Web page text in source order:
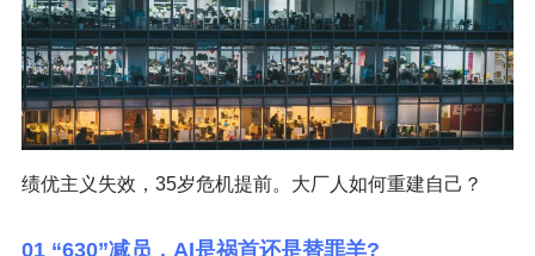
绩优主义失效，35岁危机提前。大厂人如何重建自己？
01 “630”减员，AI是祸首还是替罪羊?